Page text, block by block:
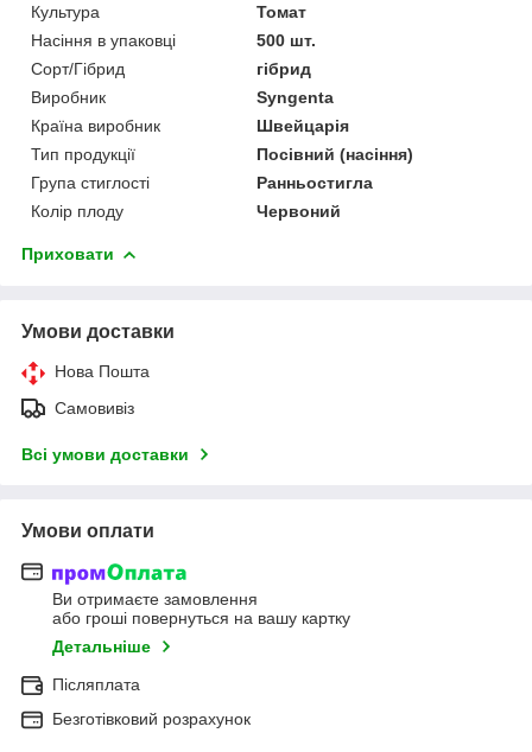
Культура
Томат
Насіння в упаковці
500 шт.
Сорт/Гібрид
гібрид
Виробник
Syngenta
Країна виробник
Швейцарія
Тип продукції
Посівний (насіння)
Група стиглості
Ранньостигла
Колір плоду
Червоний
Приховати
Умови доставки
Нова Пошта
Самовивіз
Всі умови доставки
Умови оплати
Ви отримаєте замовлення
або гроші повернуться на вашу картку
Детальніше
Післяплата
Безготівковий розрахунок